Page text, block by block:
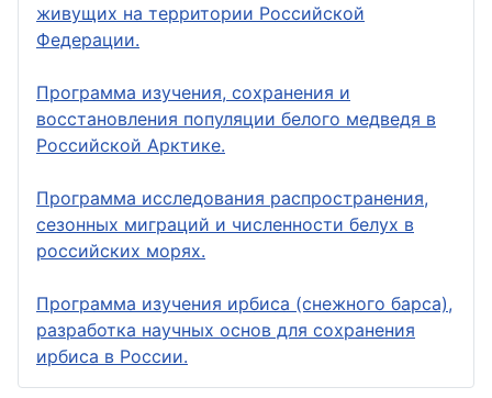
живущих на территории Российской
Федерации.
Программа изучения, сохранения и
восстановления популяции белого медведя в
Российской Арктике.
Программа исследования распространения,
сезонных миграций и численности белух в
российских морях.
Программа изучения ирбиса (снежного барса),
разработка научных основ для сохранения
ирбиса в России.